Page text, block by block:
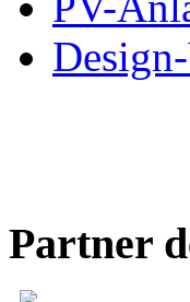
Partner